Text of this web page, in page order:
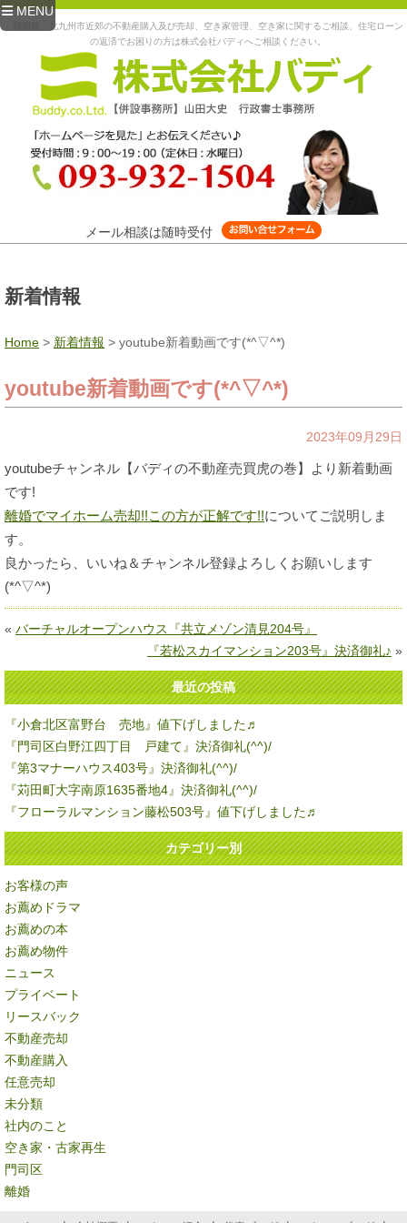
MENU
福岡県、北九州市近郊の不動産購入及び売却、空き家管理、空き家に関するご相談、住宅ローン
の返済でお困りの方は株式会社バディへご相談ください。
メール相談は随時受付
新着情報
Home > 新着情報 > youtube新着動画です(*^▽^*)
youtube新着動画です(*^▽^*)
2023年09月29日
youtubeチャンネル【バディの不動産売買虎の巻】より新着動画
です!
離婚でマイホーム売却!!この方が正解です!!についてご説明しま
す。
良かったら、いいね＆チャンネル登録よろしくお願いします
(*^▽^*)
« バーチャルオープンハウス『共立メゾン清見204号』
『若松スカイマンション203号』決済御礼♪ »
最近の投稿
『小倉北区富野台 売地』値下げしました♬
『門司区白野江四丁目 戸建て』決済御礼(^^)/
『第3マナーハウス403号』決済御礼(^^)/
『苅田町大字南原1635番地4』決済御礼(^^)/
『フローラルマンション藤松503号』値下げしました♬
カテゴリー別
お客様の声
お薦めドラマ
お薦めの本
お薦め物件
ニュース
プライベート
リースバック
不動産売却
不動産購入
任意売却
未分類
社内のこと
空き家・古家再生
門司区
離婚